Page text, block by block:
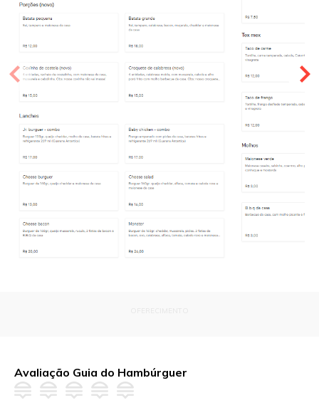
Avaliação Guia do Hambúrguer